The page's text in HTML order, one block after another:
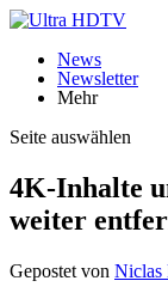
News
Newsletter
Mehr
Seite auswählen
4K-Inhalte
weiter
Gepostet von Niclas